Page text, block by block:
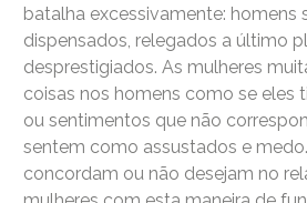
batalha excessivamente: homens
dispensados, relegados a último
desprestigiados. As mulheres
coisas nos homens como se eles
ou sentimentos que não
sentem como assustados e
concordam ou não desejam no